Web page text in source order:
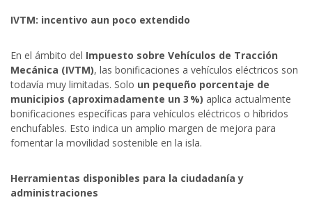
IVTM: incentivo aun poco extendido
En el ámbito del Impuesto sobre Vehículos de Tracción
Mecánica (IVTM), las bonificaciones a vehículos eléctricos son
todavía muy limitadas. Solo un pequeño porcentaje de
municipios (aproximadamente un 3 %) aplica actualmente
bonificaciones específicas para vehículos eléctricos o híbridos
enchufables. Esto indica un amplio margen de mejora para
fomentar la movilidad sostenible en la isla.
Herramientas disponibles para la ciudadanía y
administraciones